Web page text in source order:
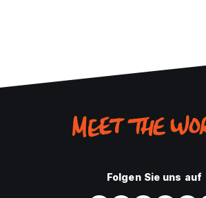
Folgen Sie uns auf